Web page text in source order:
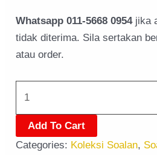
Whatsapp 011-5668 0954jika
tidak diterima. Sila sertakan
atau order.
Add To Cart
Categories: Koleksi Soalan,